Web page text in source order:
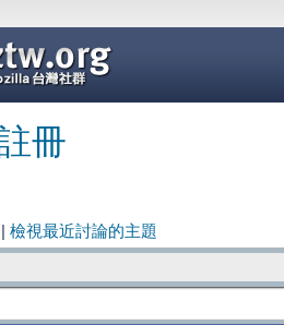
冊
檢視最近討論的主題